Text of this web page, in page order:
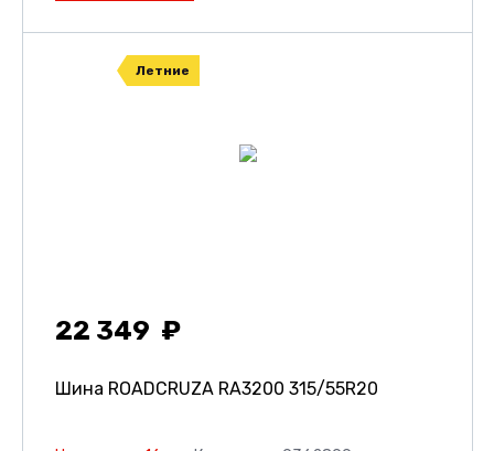
Летние
22 349
Шина ROADCRUZA RA3200 315/55R20